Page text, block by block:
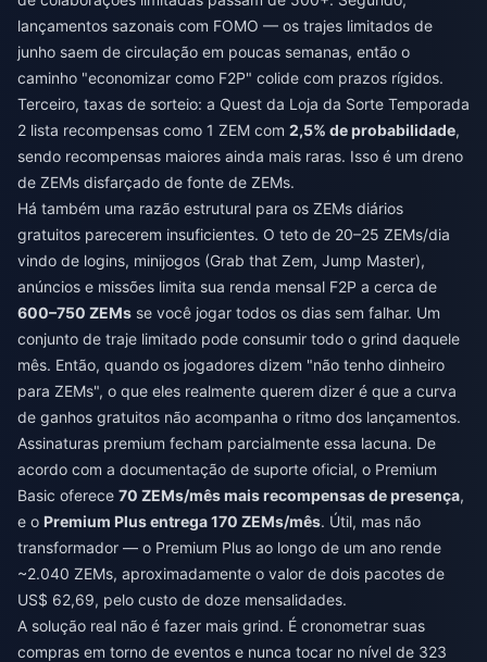
lançamentos sazonais com FOMO — os trajes limitados de
junho saem de circulação em poucas semanas, então o
caminho "economizar como F2P" colide com prazos rígidos.
Terceiro, taxas de sorteio: a Quest da Loja da Sorte Temporada
2 lista recompensas como 1 ZEM com 2,5% de probabilidade,
sendo recompensas maiores ainda mais raras. Isso é um dreno
de ZEMs disfarçado de fonte de ZEMs.
Há também uma razão estrutural para os ZEMs diários
gratuitos parecerem insuficientes. O teto de 20–25 ZEMs/dia
vindo de logins, minijogos (Grab that Zem, Jump Master),
anúncios e missões limita sua renda mensal F2P a cerca de
600–750 ZEMs se você jogar todos os dias sem falhar. Um
conjunto de traje limitado pode consumir todo o grind daquele
mês. Então, quando os jogadores dizem "não tenho dinheiro
para ZEMs", o que eles realmente querem dizer é que a curva
de ganhos gratuitos não acompanha o ritmo dos lançamentos.
Assinaturas premium fecham parcialmente essa lacuna. De
acordo com a documentação de suporte oficial, o Premium
Basic oferece 70 ZEMs/mês mais recompensas de presença,
e o Premium Plus entrega 170 ZEMs/mês. Útil, mas não
transformador — o Premium Plus ao longo de um ano rende
~2.040 ZEMs, aproximadamente o valor de dois pacotes de
US$ 62,69, pelo custo de doze mensalidades.
A solução real não é fazer mais grind. É cronometrar suas
compras em torno de eventos e nunca tocar no nível de 323